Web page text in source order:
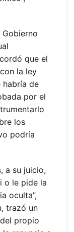
que el
la ley
habría de
por el
los
podría
a su juicio,
o le pide la
oculta”,
trazó un
propio